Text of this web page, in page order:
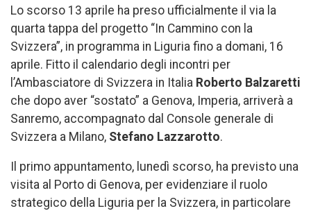
Lo scorso 13 aprile ha preso ufficialmente il via la
quarta tappa del progetto “In Cammino con la
Svizzera”, in programma in Liguria fino a domani, 16
aprile. Fitto il calendario degli incontri per
l’Ambasciatore di Svizzera in Italia Roberto Balzaretti
che dopo aver “sostato” a Genova, Imperia, arriverà a
Sanremo, accompagnato dal Console generale di
Svizzera a Milano, Stefano Lazzarotto.
Il primo appuntamento, lunedì scorso, ha previsto una
visita al Porto di Genova, per evidenziare il ruolo
strategico della Liguria per la Svizzera, in particolare